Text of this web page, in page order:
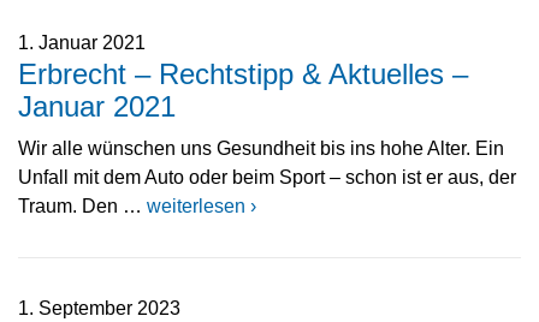
1. Januar 2021
Erbrecht – Rechtstipp & Aktuelles –
Januar 2021
Wir alle wünschen uns Gesundheit bis ins hohe Alter. Ein
Unfall mit dem Auto oder beim Sport – schon ist er aus, der
Traum. Den … weiterlesen ›
1. September 2023